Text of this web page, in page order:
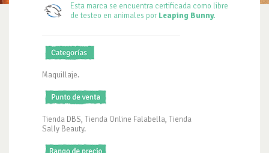
Esta marca se encuentra certificada como libre
de testeo en animales porLeaping Bunny.
Maquillaje.
Tienda DBS, Tienda Online Falabella, Tienda
Sally Beauty.